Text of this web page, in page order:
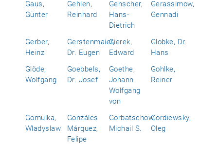
Gaus,
Günter
Gehlen,
Reinhard
Genscher,
Hans-
Dietrich
Gerassimow,
Gennadi
Gerber,
Heinz
Gerstenmaier,
Dr. Eugen
Gierek,
Edward
Globke, Dr.
Hans
Glöde,
Wolfgang
Goebbels,
Dr. Josef
Goethe,
Johann
Wolfgang
von
Gohlke,
Reiner
Gomulka,
Wladyslaw
Gonzáles
Márquez,
Felipe
Gorbatschow,
Michail S.
Gordiewsky,
Oleg